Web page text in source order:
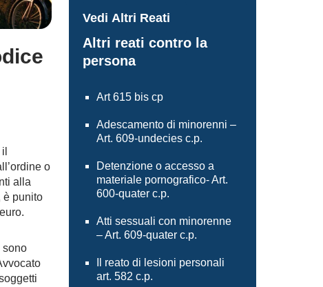
o
alla
è punito
sono
Vedi Altri Reati
Altri reati contro la
persona
Art 615 bis cp
Adescamento di minorenni –
Art. 609-undecies c.p.
Detenzione o accesso a
materiale pornografico- Art.
600-quater c.p.
Atti sessuali con minorenne
– Art. 609-quater c.p.
Il reato di lesioni personali
art. 582 c.p.